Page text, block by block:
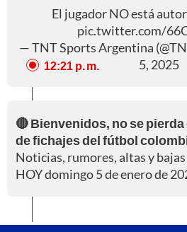
El jugador NO está
pic.twitter.com/
— TNT Sports Argentina
5, 2025
12:21 p. m.
🔴 Bienvenidos, no se
de fichajes del fútbol
Noticias, rumores, altas y
HOY domingo 5 de enero de